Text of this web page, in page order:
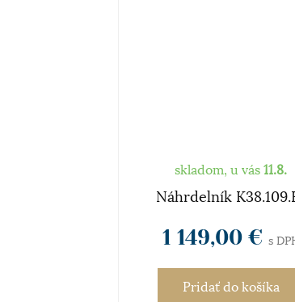
skladom, u vás11.8.
Náhrdelník
1 149,00 € s
Pridaťdo košíka